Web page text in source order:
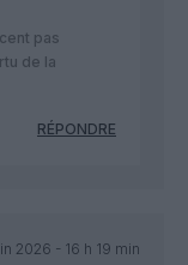
pas
de la
RÉPONDRE
2026 - 16 h 19 min